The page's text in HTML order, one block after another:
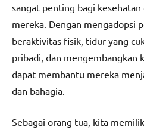
sangat penting bagi
mereka. Dengan mengadopsi
beraktivitas fisik, tidur yang
pribadi, dan mengembangkan
dapat membantu mereka
dan bahagia.
Sebagai orang tua, kita